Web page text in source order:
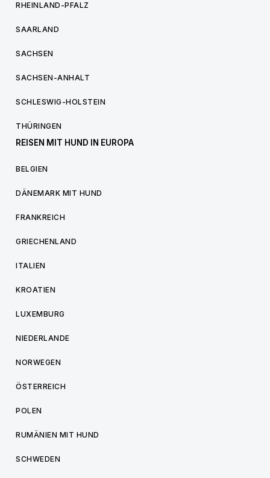
RHEINLAND-PFALZ
SAARLAND
SACHSEN
SACHSEN-ANHALT
SCHLESWIG-HOLSTEIN
THÜRINGEN
REISEN MIT HUND IN EUROPA
BELGIEN
DÄNEMARK MIT HUND
FRANKREICH
GRIECHENLAND
ITALIEN
KROATIEN
LUXEMBURG
NIEDERLANDE
NORWEGEN
ÖSTERREICH
POLEN
RUMÄNIEN MIT HUND
SCHWEDEN